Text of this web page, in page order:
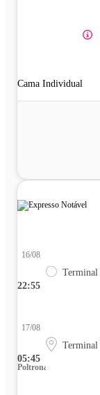
Cama Individual
22:55
16/08
Terminal
05:45
17/08
Poltrona